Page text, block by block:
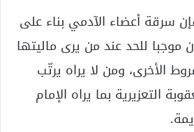
سرقة أعضاء الآدمي بناء على
موجبا للحد عند من يرى ماليتها
الأخرى، ومن لا يراه يرتّب
التعزيرية بما يراه الإمام